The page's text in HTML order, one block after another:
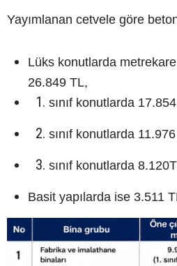
Yayımlanan cetvele göre
Lüks konutlarda
26.849 TL,
sınıf konutlarda
sınıf konutlarda
sınıf konutlarda
Basit yapılarda ise 3.511